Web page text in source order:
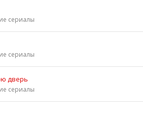
сериалы
сериалы
дверь
сериалы